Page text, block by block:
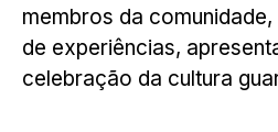
membros da
de experiências,
celebração da cultura